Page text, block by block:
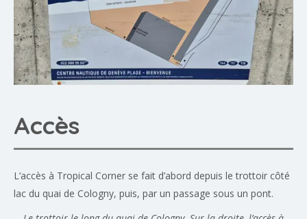
Accès
L’accès à Tropical Corner se fait d’abord depuis le trottoir côté
lac du quai de Cologny, puis, par un passage sous un pont.